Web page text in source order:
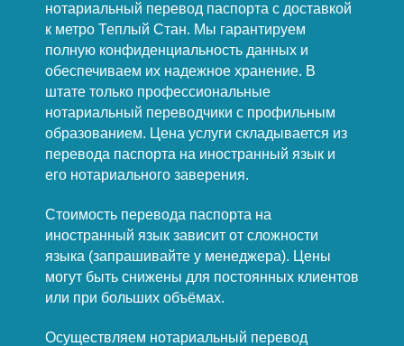
нотариальный перевод паспорта с доставкой
к метро Теплый Стан. Мы гарантируем
полную конфиденциальность данных и
обеспечиваем их надежное хранение. В
штате только профессиональные
нотариальный переводчики с профильным
образованием. Цена услуги складывается из
перевода паспорта на иностранный язык и
его нотариального заверения.
Стоимость перевода паспорта на
иностранный язык зависит от сложности
языка (запрашивайте у менеджера). Цены
могут быть снижены для постоянных клиентов
или при больших объёмах.
Осуществляем нотариальный перевод